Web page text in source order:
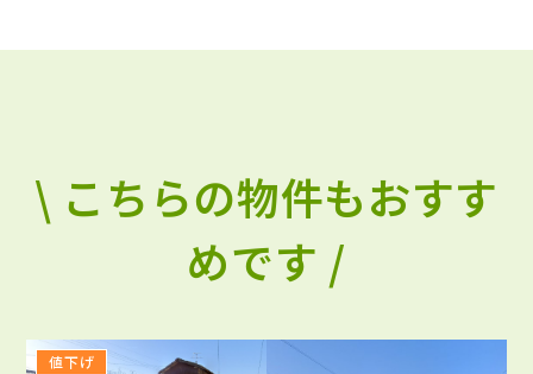
\ こちらの物件もおすす
めです /
値下げ